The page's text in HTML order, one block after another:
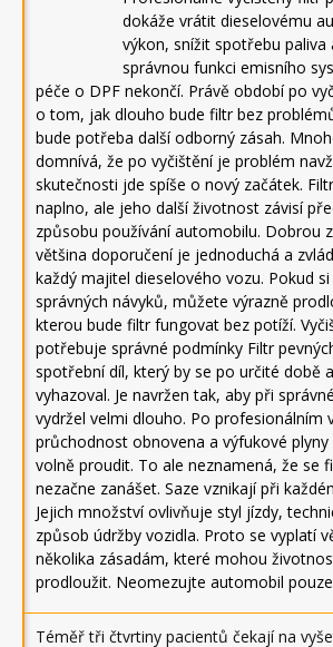
dokáže vrátit dieselovému
výkon, snížit spotřebu paliva
správnou funkci emisního
péče o DPF nekončí. Právě období po
o tom, jak dlouho bude filtr bez
bude potřeba další odborný zásah.
domnívá, že po vyčištění je problém
skutečnosti jde spíše o nový začátek.
naplno, ale jeho další životnost závisí
způsobu používání automobilu. Dobrou
většina doporučení je jednoduchá a
každý majitel dieselového vozu. Pokud
správných návyků, můžete výrazně
kterou bude filtr fungovat bez potíží.
potřebuje správné podmínky Filtr
spotřební díl, který by se po určité době
vyhazoval. Je navržen tak, aby při
vydržel velmi dlouho. Po profesionálním
průchodnost obnovena a výfukové
volně proudit. To ale neznamená, že se
nezačne zanášet. Saze vznikají při
Jejich množství ovlivňuje styl jízdy,
způsob údržby vozidla. Proto se vyplatí
několika zásadám, které mohou
prodloužit. Neomezujte automobil
Téměř tři čtvrtiny pacientů čekají na